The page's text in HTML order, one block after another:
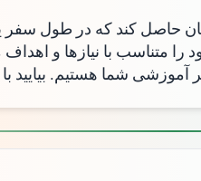
حاصل کند که در طول
را متناسب با نیازها و
شما هستیم. بیایید